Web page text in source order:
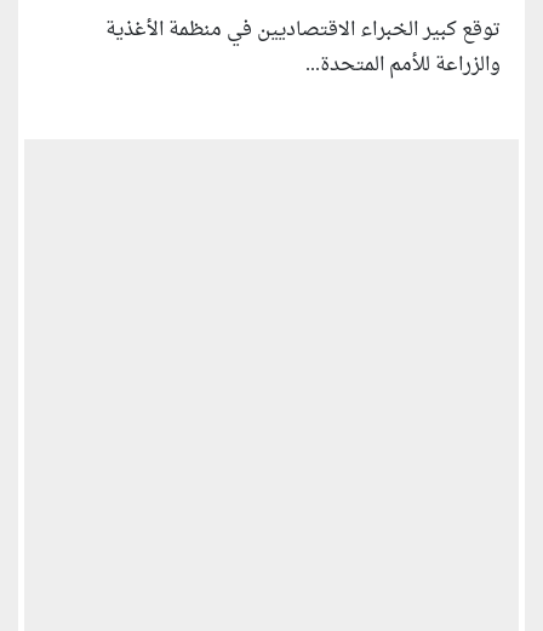
توقع كبير الخبراء الاقتصاديين في منظمة الأغذية
والزراعة للأمم المتحدة...